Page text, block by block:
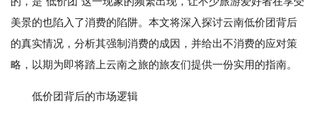
美景的也陷入了消费的陷阱。本文将深入探讨云南低价团背后
的真实情况，分析其强制消费的成因，并给出不消费的应对策
略，以期为即将踏上云南之旅的旅友们提供一份实用的指南。
低价团背后的市场逻辑